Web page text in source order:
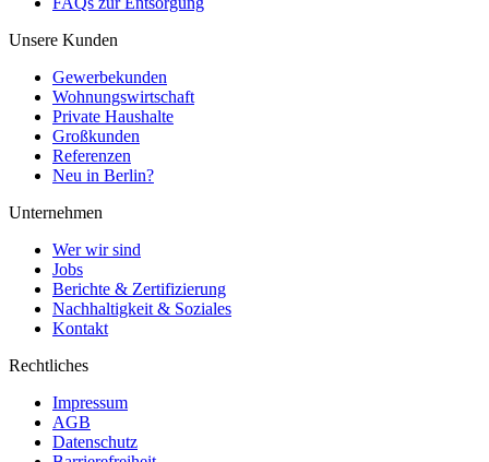
Unsere Kunden
Gewerbekunden
Wohnungswirtschaft
Private Haushalte
Großkunden
Referenzen
Neu in Berlin?
Unternehmen
Wer wir sind
Jobs
Berichte & Zertifizierung
Nachhaltigkeit & Soziales
Kontakt
Rechtliches
Impressum
AGB
Datenschutz